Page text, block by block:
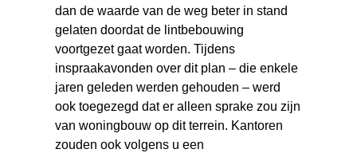
dan de waarde van de weg beter in stand
gelaten doordat de lintbebouwing
voortgezet gaat worden. Tijdens
inspraakavonden over dit plan – die enkele
jaren geleden werden gehouden – werd
ook toegezegd dat er alleen sprake zou zijn
van woningbouw op dit terrein. Kantoren
zouden ook volgens u een